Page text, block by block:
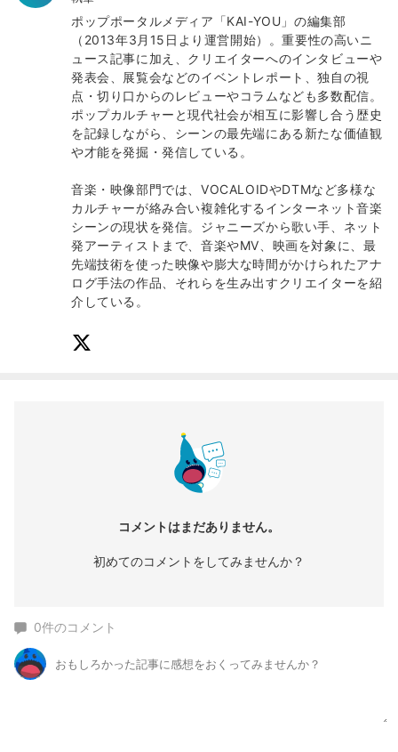
ポップポータルメディア「KAI-YOU」の編集部
（2013年3月15日より運営開始）。重要性の高いニ
ュース記事に加え、クリエイターへのインタビューや
発表会、展覧会などのイベントレポート、独自の視
点・切り口からのレビューやコラムなども多数配信。
ポップカルチャーと現代社会が相互に影響し合う歴史
を記録しながら、シーンの最先端にある新たな価値観
や才能を発掘・発信している。
音楽・映像部門では、VOCALOIDやDTMなど多様な
カルチャーが絡み合い複雑化するインターネット音楽
シーンの現状を発信。ジャニーズから歌い手、ネット
発アーティストまで、音楽やMV、映画を対象に、最
先端技術を使った映像や膨大な時間がかけられたアナ
ログ手法の作品、それらを生み出すクリエイターを紹
介している。
コメントはまだありません。
初めてのコメントをしてみませんか？
0件のコメント